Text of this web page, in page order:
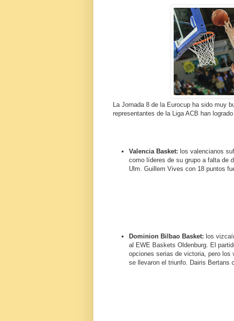
La Jornada 8 de la Eurocup ha sido muy
representantes de la Liga ACB han
Valencia Basket: los valencianos
como líderes de su grupo a falta de
Ulm. Guillem Vives con 18 puntos
Dominion Bilbao Basket: los
al EWE Baskets Oldenburg. El
opciones serias de victoria, pero
se llevaron el triunfo. Dairis Bertans